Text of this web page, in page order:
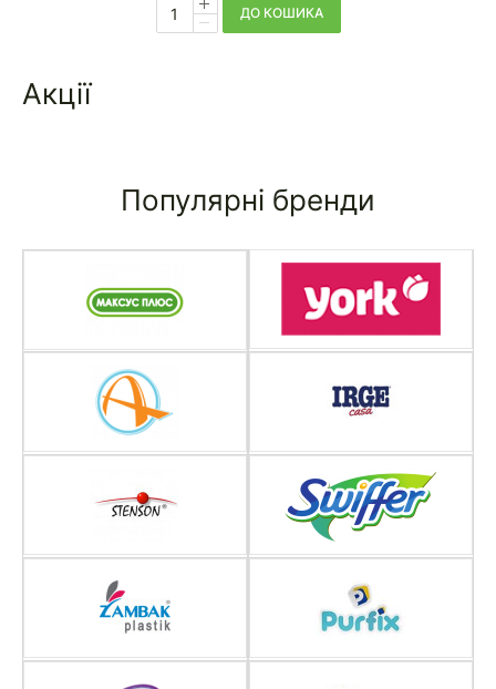
ДО КОШИКА
Акції
Популярні бренди